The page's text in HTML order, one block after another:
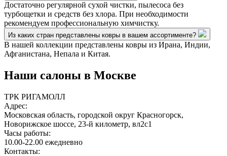
Достаточно регулярной сухой чистки, пылесоса без
турбощетки и средств без хлора. При необходимости
рекомендуем профессиональную химчистку.
Из каких стран представлены ковры в вашем ассортименте?
В нашей коллекции представлены ковры из Ирана, Индии,
Афганистана, Непала и Китая.
Наши салоны в Москве
ТРК РИГАМОЛЛ
Адрес:
Московская область, городской округ Красногорск,
Новорижское шоссе, 23-й километр, вл2с1
Часы работы:
10.00-22.00 ежедневно
Контакты: